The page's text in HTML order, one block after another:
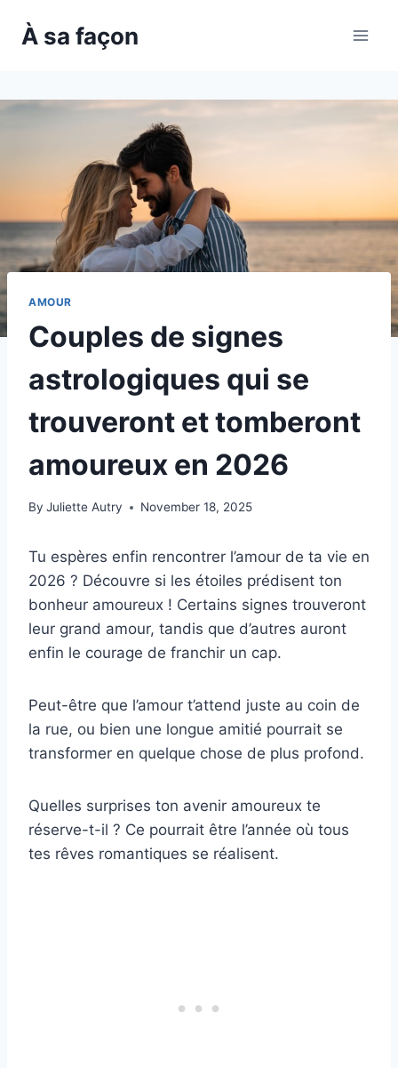
À sa façon
AMOUR
Couples de signes
astrologiques qui se
trouveront et tomberont
amoureux en 2026
By Juliette Autry November 18, 2025
Tu espères enfin rencontrer l’amour de ta vie en
2026 ? Découvre si les étoiles prédisent ton
bonheur amoureux ! Certains signes trouveront
leur grand amour, tandis que d’autres auront
enfin le courage de franchir un cap.
Peut-être que l’amour t’attend juste au coin de
la rue, ou bien une longue amitié pourrait se
transformer en quelque chose de plus profond.
Quelles surprises ton avenir amoureux te
réserve-t-il ? Ce pourrait être l’année où tous
tes rêves romantiques se réalisent.